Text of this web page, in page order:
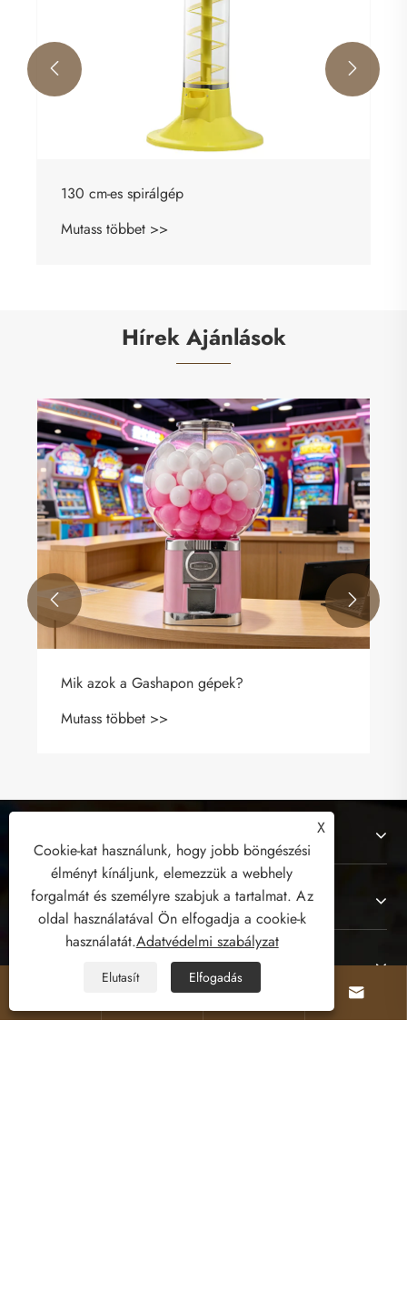
130 cm-es spirálgép
Mutass többet >>
 
Hírek Ajánlások
Mik azok a Gashapon gépek?
Mutass többet >>
 
Termékek
Lépjen kapcsolatba velünk
 
X
Cookie-kat használunk, hogy jobb böngészési
élményt kínáljunk, elemezzük a webhely
forgalmát és személyre szabjuk a tartalmat. Az
oldal használatával Ön elfogadja a cookie-k
használatát.Adatvédelmi szabályzat
Elutasít Elfogadás